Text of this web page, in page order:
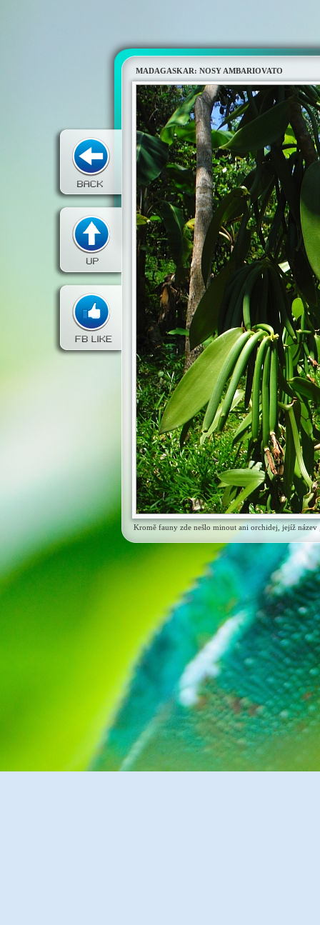
MADAGASKAR: NOSY AMBARIOVATO
Kromě fauny zde nešlo minout ani orchidej, jejíž